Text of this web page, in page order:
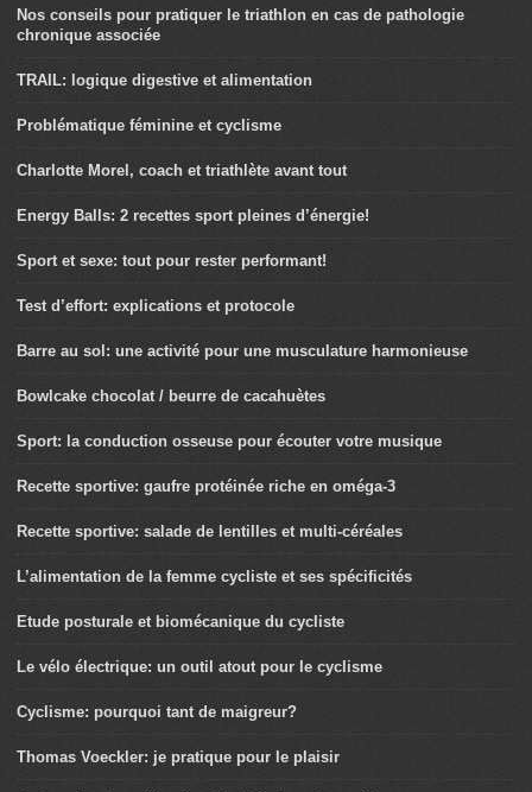
Nos conseils pour pratiquer le triathlon en cas de pathologie
chronique associée
TRAIL: logique digestive et alimentation
Problématique féminine et cyclisme
Charlotte Morel, coach et triathlète avant tout
Energy Balls: 2 recettes sport pleines d’énergie!
Sport et sexe: tout pour rester performant!
Test d’effort: explications et protocole
Barre au sol: une activité pour une musculature harmonieuse
Bowlcake chocolat / beurre de cacahuètes
Sport: la conduction osseuse pour écouter votre musique
Recette sportive: gaufre protéinée riche en oméga-3
Recette sportive: salade de lentilles et multi-céréales
L’alimentation de la femme cycliste et ses spécificités
Etude posturale et biomécanique du cycliste
Le vélo électrique: un outil atout pour le cyclisme
Cyclisme: pourquoi tant de maigreur?
Thomas Voeckler: je pratique pour le plaisir